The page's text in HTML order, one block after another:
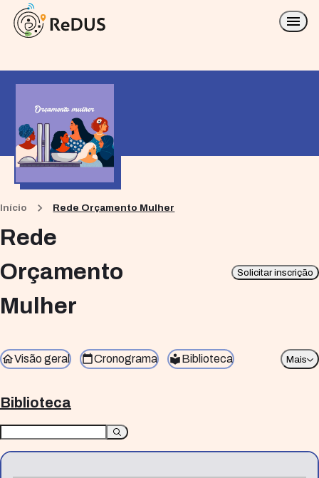
Início Rede Orçamento Mulher
Rede
Orçamento
Mulher
Solicitar inscrição
Visão geral Cronograma Biblioteca Mais
Biblioteca